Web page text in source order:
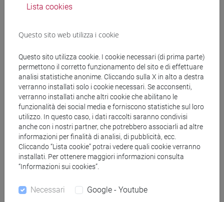
Materiali didattici
Materiali su Moodle
Corsi di studio e percorsi
[FM4] FILOLOGIA E LETTERATURA ITALIANA -
Laurea magistrale (DM270)
medievale-rinascimentale
[FM7] STORIA DAL MEDIOEVO ALL'ETÀ
CONTEMPORANEA - Laurea magistrale
(DM270)
[FM9] STORIA DELLE ARTI E CONSERVAZIONE
DEI BENI ARTISTICI - Laurea magistrale
Lista cookies
Questo sito web utilizza i cookie
Questo sito utilizza cookie. I cookie necessari (di prima parte)
permettono il corretto funzionamento del sito e di effettuare
analisi statistiche anonime. Cliccando sulla X in alto a destra
verranno installati solo i cookie necessari. Se acconsenti,
verranno installati anche altri cookie che abilitano le
funzionalità dei social media e forniscono statistiche sul loro
utilizzo. In questo caso, i dati raccolti saranno condivisi
anche con i nostri partner, che potrebbero associarli ad altre
informazioni per finalità di analisi, di pubblicità, ecc.
Cliccando “Lista cookie” potrai vedere quali cookie verranno
installati. Per ottenere maggiori informazioni consulta
“Informazioni sui cookies”.
Necessari Google - Youtube